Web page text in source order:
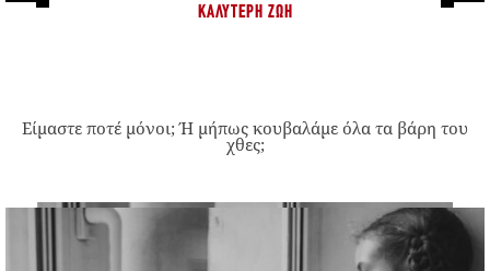
ΚΑΛΎΤΕΡΗ ΖΩΉ
Είμαστε ποτέ μόνοι; Ή μήπως κουβαλάμε όλα τα βάρη του
χθες;